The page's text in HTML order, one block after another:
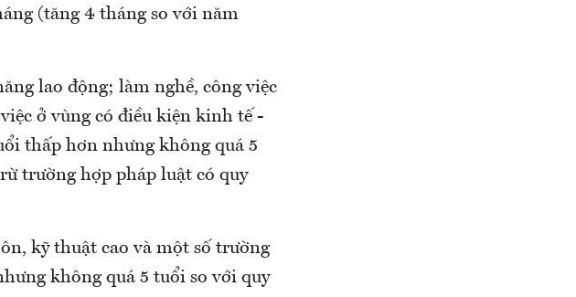
(tăng 4 tháng so với năm
lao động; làm nghề, công việc
ở vùng có điều kiện kinh tế -
thấp hơn nhưng không quá 5
trường hợp pháp luật có quy
kỹ thuật cao và một số trường
không quá 5 tuổi so với quy